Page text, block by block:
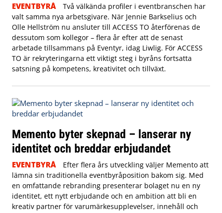
EVENTBYRÅ
Två välkända profiler i eventbranschen har
valt samma nya arbetsgivare. När Jennie Barkselius och
Olle Hellström nu ansluter till ACCESS TO återförenas de
dessutom som kollegor – flera år efter att de senast
arbetade tillsammans på Eventyr, idag Liwlig. För ACCESS
TO är rekryteringarna ett viktigt steg i byråns fortsatta
satsning på kompetens, kreativitet och tillväxt.
Memento byter skepnad – lanserar ny
identitet och breddar erbjudandet
EVENTBYRÅ
Efter flera års utveckling väljer Memento att
lämna sin traditionella eventbyråposition bakom sig. Med
en omfattande rebranding presenterar bolaget nu en ny
identitet, ett nytt erbjudande och en ambition att bli en
kreativ partner för varumärkesupplevelser, innehåll och